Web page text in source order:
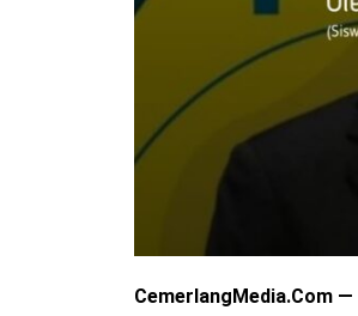
CemerlangMedia.Com —